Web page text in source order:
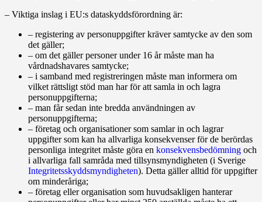
– Viktiga inslag i EU:s dataskyddsförordning är:
– registering av personuppgifter kräver samtycke av den som
det gäller;
– om det gäller personer under 16 år måste man ha
vårdnadshavares samtycke;
– i samband med registreringen måste man informera om
vilket rättsligt stöd man har för att samla in och lagra
personuppgifterna;
– man får sedan inte bredda användningen av
personuppgifterna;
– företag och organisationer som samlar in och lagrar
uppgifter som kan ha allvarliga konsekvenser för de berördas
personliga integritet måste göra en konsekvensbedömning och
i allvarliga fall samråda med tillsynsmyndigheten (i Sverige
Integritetsskyddsmyndigheten). Detta gäller alltid för uppgifter
om minderåriga;
– företag eller organisation som huvudsakligen hanterar